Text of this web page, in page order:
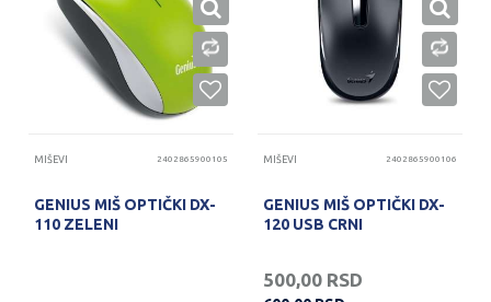
MIŠEVI 2402865900105
GENIUS MIŠ OPTIČKI DX-
110 ZELENI
MIŠEVI 2402865900106
GENIUS MIŠ OPTIČKI DX-
120 USB CRNI
500,00 RSD